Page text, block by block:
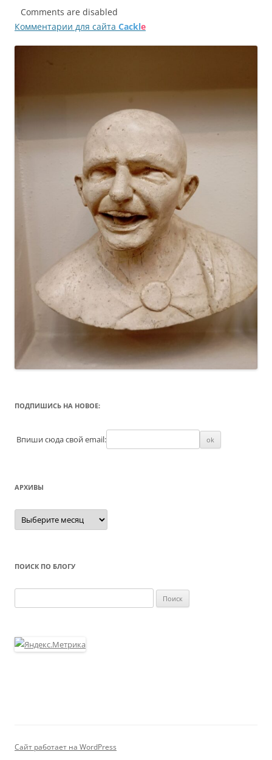
по
записям
Comments are disabled
Комментарии для сайта Cackle
ПОДПИШИСЬ НА НОВОЕ:
Впиши сюда свой email:
АРХИВЫ
Архивы
ПОИСК ПО БЛОГУ
Сайт работает на WordPress